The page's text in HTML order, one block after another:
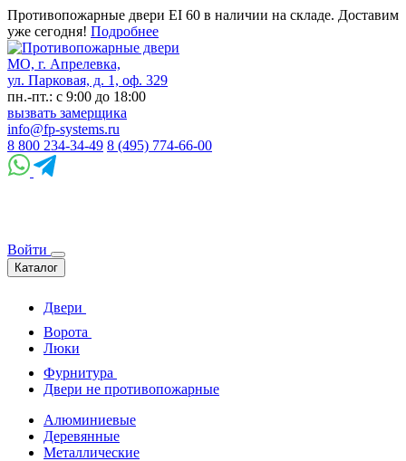
Противопожарные двери EI 60 в наличии на складе. Доставим
уже сегодня! Подробнее
МО, г. Апрелевка,
ул. Парковая, д. 1, оф. 329
пн.-пт.: с 9:00 до 18:00
вызвать замерщика
info@fp-systems.ru
8 800 234-34-49 8 (495) 774-66-00
Войти
Каталог
Двери
Ворота
Люки
Фурнитура
Двери не противопожарные
Алюминиевые
Деревянные
Металлические